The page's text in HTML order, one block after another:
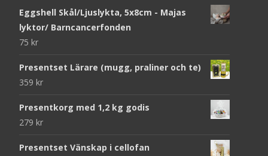
Eggshell Skål/Ljuslykta, 5x8cm - Majas
lyktor/ Barncancerfonden
75 kr
Presentset Lärare (mugg, praliner och te)
359 kr
Presentkorg med 1,2 kg godis
279 kr
Presentset Vänskap i cellofan